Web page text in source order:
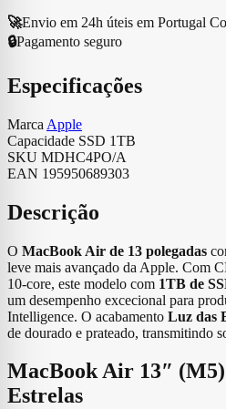
GPU
10‑core
1TB
16GB
RAM
|
Luz
das
|
ID
🚀Envio em 24h úteis em Portugal
🔒Pagamento seguro
Especificações
Marca Apple
Capacidade SSD 1TB
SKU MDHC4PO/A
EAN 195950689303
Descrição
O MacBook Air de 13 polegadas
leve mais avançado da Apple. Com
10‑core, este modelo com 1TB de
um desempenho excecional para
Intelligence. O acabamento Luz das
de dourado e prateado, transmitindo
MacBook Air 13″
Estrelas